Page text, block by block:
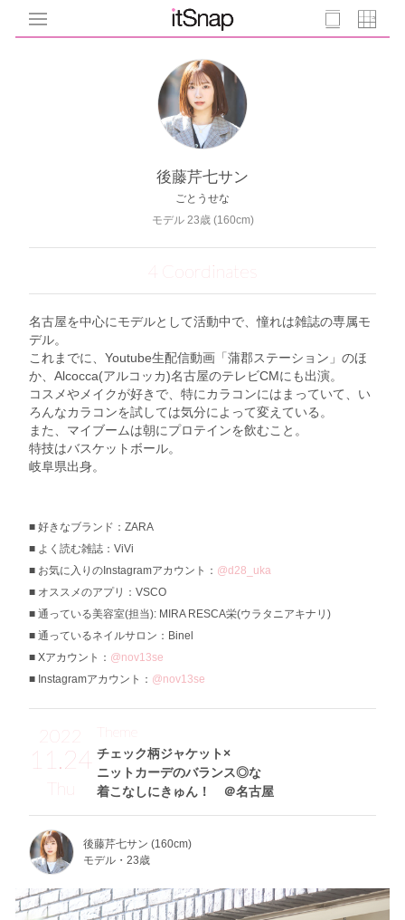
後藤芹七サン
ごとうせな
モデル 23歳 (160cm)
4 Coordinates
名古屋を中心にモデルとして活動中で、憧れは雑誌の専属モ
デル。
これまでに、Youtube生配信動画「蒲郡ステーション」のほ
か、Alcocca(アルコッカ)名古屋のテレビCMにも出演。
コスメやメイクが好きで、特にカラコンにはまっていて、い
ろんなカラコンを試しては気分によって変えている。
また、マイブームは朝にプロテインを飲むこと。
特技はバスケットボール。
岐阜県出身。
好きなブランド：ZARA
よく読む雑誌：ViVi
お気に入りのInstagramアカウント： @d28_uka
オススメのアプリ：VSCO
通っている美容室(担当): MIRA RESCA栄(ウラタニアキナリ)
通っているネイルサロン：Binel
Xアカウント： @nov13se
Instagramアカウント： @nov13se
11.24
Thu
チェック柄ジャケット×
ニットカーデのバランス◎な
着こなしにきゅん！ ＠名古屋
Theme
後藤芹七サン (160cm)
モデル・23歳